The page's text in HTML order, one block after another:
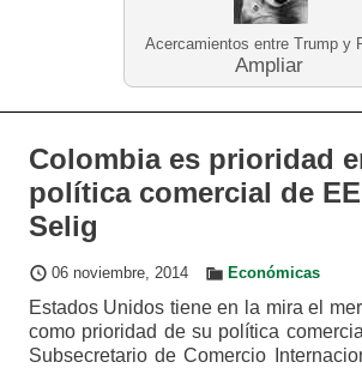
Acercamientos entre Trump y
Ampliar
Colombia es prioridad
política comercial de
Selig
06 noviembre, 2014 Económicas
Estados Unidos tiene en la mira el
como prioridad de su política
Subsecretario de Comercio